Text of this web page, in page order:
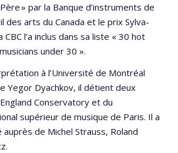
» par la Banque d’instruments de
des arts du Canada et le prix Sylva-
CBC l’a inclus dans sa liste « 30 hot
under 30 ».
à l’Université de Montréal
Yegor Dyachkov, il détient deux
Conservatory et du
supérieur de musique de Paris. Il a
de Michel Strauss, Roland